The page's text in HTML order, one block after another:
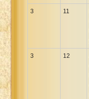
3 11
3 12